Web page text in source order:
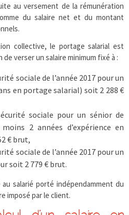
au versement de la rémunération
du salaire net et du montant
collective, le portage salarial est
de verser un salaire minimum fixé à :
sociale de l’année 2017 pour un
en portage salarial) soit 2 288 €
sociale pour un sénior de
2 années d’expérience en
€ brut,
sociale de l’année 2017 pour un
soit 2 779 € brut.
salarié porté indépendamment du
imposé par le client.